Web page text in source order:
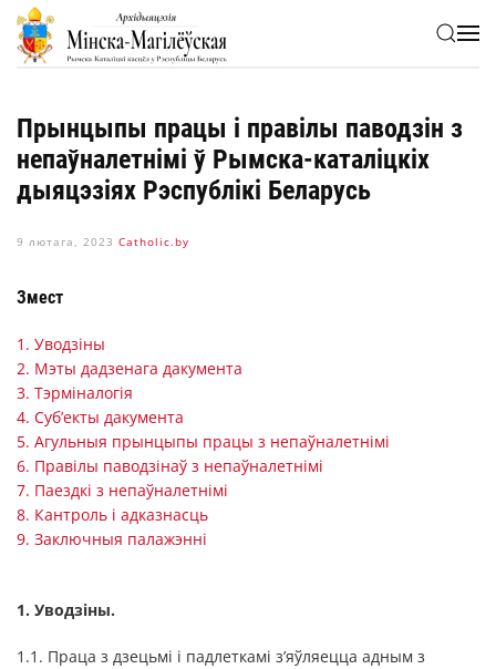
Skip to main content
Прынцыпы працы і правілы паводзін з
непаўналетнімі ў Рымска-каталіцкіх
дыяцэзіях Рэспублікі Беларусь
9 лютага, 2023 Сatholic.by
Змест
1. Уводзіны
2. Мэты дадзенага дакумента
3. Тэрміналогія
4. Суб’екты дакумента
5. Агульныя прынцыпы працы з непаўналетнімі
6. Правілы паводзінаў з непаўналетнімі
7. Паездкі з непаўналетнімі
8. Кантроль і адказнасць
9. Заключныя палажэнні
1. Уводзіны.
1.1. Праца з дзецьмі і падлеткамі з’яўляецца адным з